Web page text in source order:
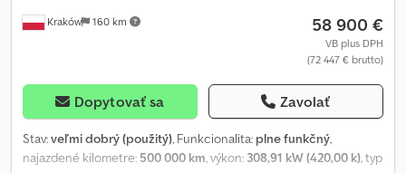
Kraków 160 km 58 900 €
VB plus DPH
(72 447 € brutto)
Dopytovať sa Zavolať
Stav:veľmi dobrý (použitý), Funkcionalita: plne funkčný,
najazdené kilometre: 500 000 km, výkon: 308,91 kW (420,00 k), typ